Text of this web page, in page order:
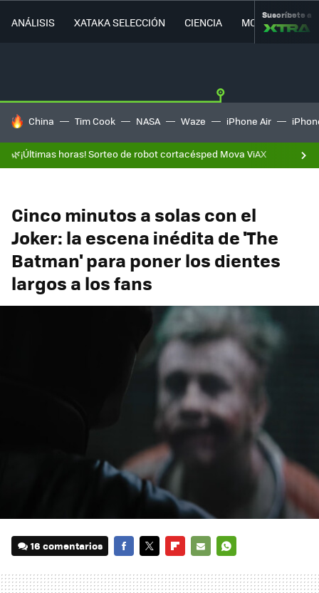
ANÁLISIS XATAKA SELECCIÓN CIENCIA MOVILIDAD
Suscríbete a
HOY SE HABLA DE
China Tim Cook NASA Waze iPhone Air
🌿¡Últimas horas! Sorteo de robot cortacésped Mova ViAX
Cinco minutos a solas con el
Joker: la escena inédita de 'The
Batman' para poner los dientes
largos a los fans
16 comentarios
MAIL